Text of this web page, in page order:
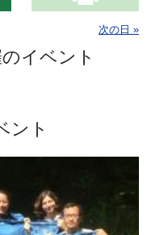
次の日 »
イベント
ント